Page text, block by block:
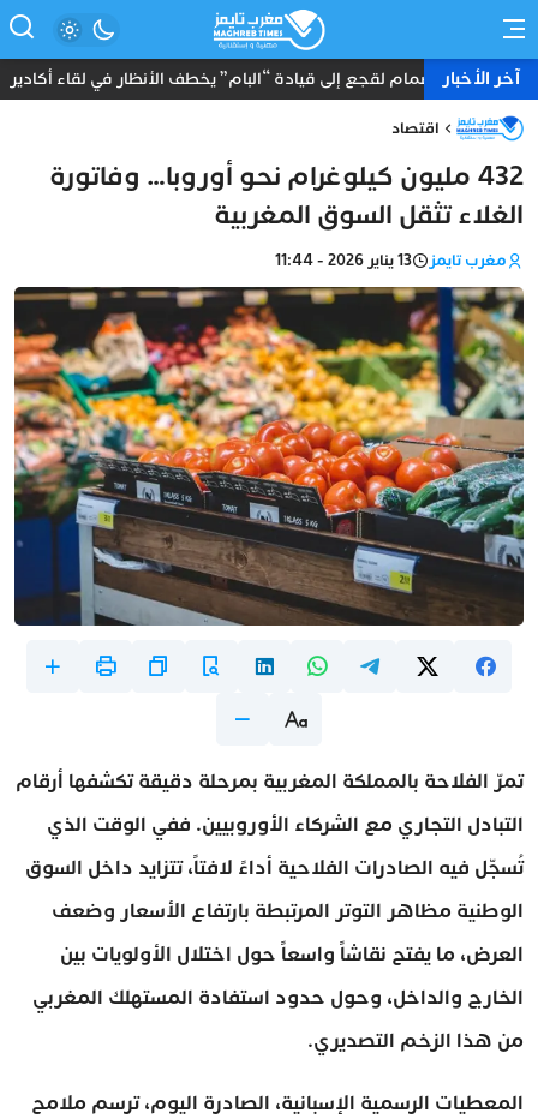
آخر الأخبارانضمام لقجع إلى قيادة “البام” يخطف الأنظار في لقاء أكادير
اقتصاد
432 مليون كيلوغرام نحو أوروبا… وفاتورة
الغلاء تثقل السوق المغربية
مغرب تايمز 13 يناير 2026 - 11:44
تمرّ الفلاحة بالمملكة المغربية بمرحلة دقيقة تكشفها أرقام
التبادل التجاري مع الشركاء الأوروبيين. ففي الوقت الذي
تُسجّل فيه الصادرات الفلاحية أداءً لافتاً، تتزايد داخل السوق
الوطنية مظاهر التوتر المرتبطة بارتفاع الأسعار وضعف
العرض، ما يفتح نقاشاً واسعاً حول اختلال الأولويات بين
الخارج والداخل، وحول حدود استفادة المستهلك المغربي
من هذا الزخم التصديري.
المعطيات الرسمية الإسبانية، الصادرة اليوم، ترسم ملامح